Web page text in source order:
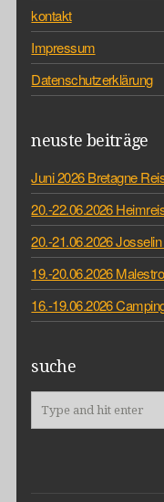
kontakt
Impressum
Datenschutzerklärung
neuste beiträge
Juni 2026 Bretagne
20.-22.06.2026
20.-21.06.2026
19.-20.06.2026
16.-19.06.2026
suche